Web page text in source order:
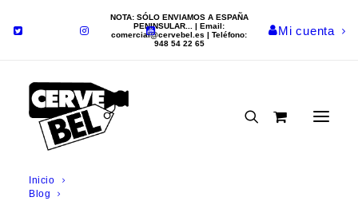
NOTA: SÓLO ENVIAMOS A ESPAÑA
PENINSULAR... | Email:
comercial@cervebel.es | Teléfono:
948 54 22 65
Mi cuenta
Inicio
Blog